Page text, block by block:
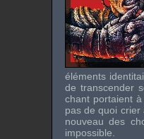
éléments
de transcender
chant portaient
pas de quoi crier
nouveau des
impossible.